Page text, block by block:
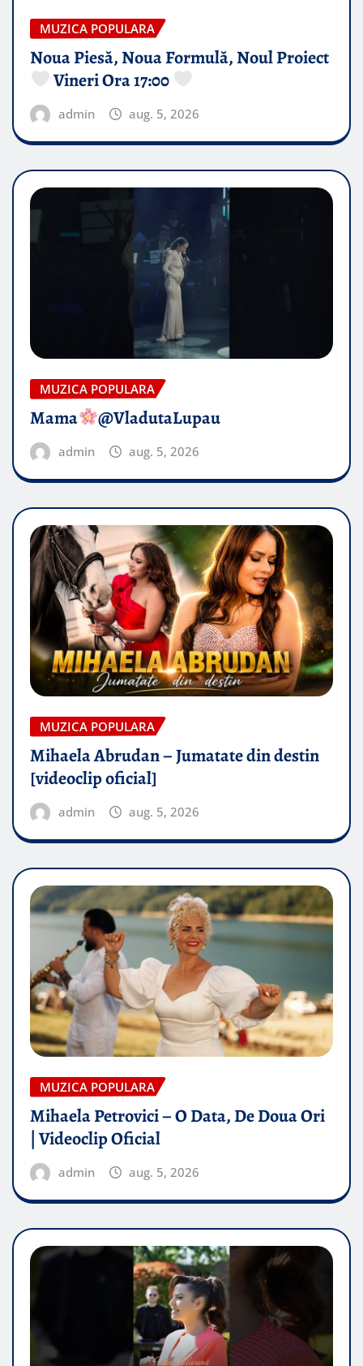
MUZICA POPULARA
Noua Piesă, Noua Formulă, Noul Proiect
Vineri Ora 17:00
admin aug. 5, 2026
MUZICA POPULARA
Mama @VladutaLupau
admin aug. 5, 2026
MUZICA POPULARA
Mihaela Abrudan – Jumatate din destin
[videoclip oficial]
admin aug. 5, 2026
MUZICA POPULARA
Mihaela Petrovici – O Data, De Doua Ori
| Videoclip Oficial
admin aug. 5, 2026